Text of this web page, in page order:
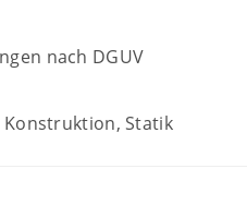
nach DGUV
Statik